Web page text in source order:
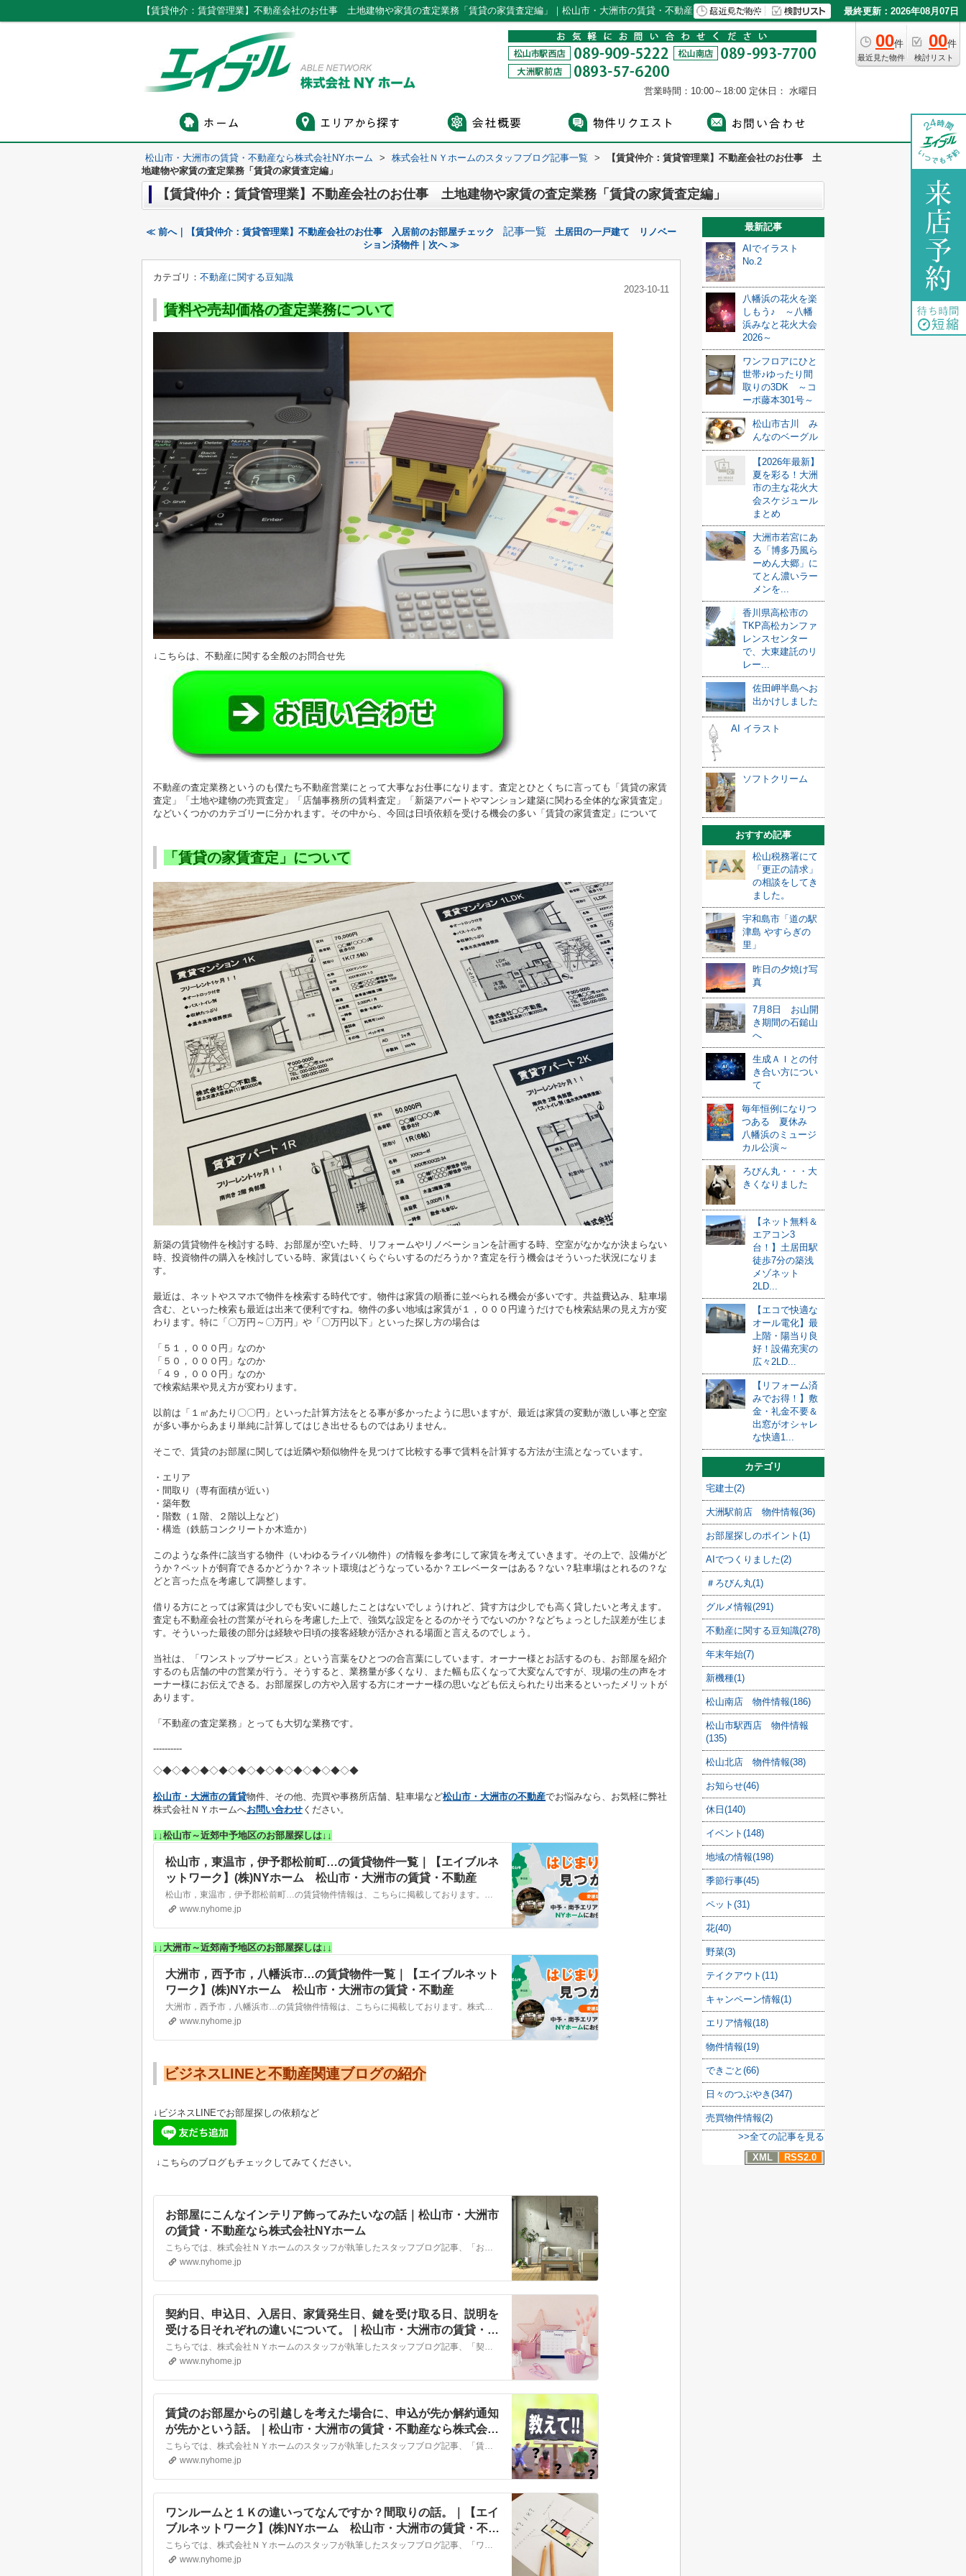
【賃貸仲介：賃貸管理業】不動産会社のお仕事 土地建物や家賃の査定業務「賃貸の家賃査定編」｜松山市・大洲市の賃貸・不動産なら株式会社NYホーム 最終更新：2026年08月07日
00件
最近見た物件
00件
検討リスト
営業時間：10:00～18:00 定休日： 水曜日
松山市・大洲市の賃貸・不動産なら株式会社NYホーム > 株式会社ＮＹホームのスタッフブログ記事一覧 >
【賃貸仲介：賃貸管理業】不動産会社のお仕事 土
地建物や家賃の査定業務「賃貸の家賃査定編」
【賃貸仲介：賃貸管理業】不動産会社のお仕事 土地建物や家賃の査定業務「賃貸の家賃査定編」
≪ 前へ｜【賃貸仲介：賃貸管理業】不動産会社のお仕事 入居前のお部屋チェック 記事一覧
土居田の一戸建て リノベー
ション済物件｜次へ ≫
カテゴリ： 不動産に関する豆知識
2023-10-11
賃料や売却価格の査定業務について
↓こちらは、不動産に関する全般のお問合せ先
不動産の査定業務というのも僕たち不動産営業にとって大事なお仕事になります。査定とひとくちに言っても「賃貸の家賃
査定」「土地や建物の売買査定」「店舗事務所の賃料査定」「新築アパートやマンション建築に関わる全体的な家賃査定」
などいくつかのカテゴリーに分かれます。その中から、今回は日頃依頼を受ける機会の多い「賃貸の家賃査定」について
「賃貸の家賃査定」について
新築の賃貸物件を検討する時、お部屋が空いた時、リフォームやリノベーションを計画する時、空室がなかなか決まらない
時、投資物件の購入を検討している時、家賃はいくらぐらいするのだろうか？査定を行う機会はそういった状況になりま
す。
最近は、ネットやスマホで物件を検索する時代です。物件は家賃の順番に並べられる機会が多いです。共益費込み、駐車場
含む、といった検索も最近は出来て便利ですね。物件の多い地域は家賃が１，０００円違うだけでも検索結果の見え方が変
わります。特に「〇万円～〇万円」や「〇万円以下」といった探し方の場合は
「５１，０００円」なのか
「５０，０００円」なのか
「４９，０００円」なのか
で検索結果や見え方が変わります。
以前は「１㎡あたり〇〇円」といった計算方法をとる事が多かったように思いますが、最近は家賃の変動が激しい事と空室
が多い事からあまり単純に計算してはじき出せるものではありません。
そこで、賃貸のお部屋に関しては近隣や類似物件を見つけて比較する事で賃料を計算する方法が主流となっています。
・エリア
・間取り（専有面積が近い）
・築年数
・階数（１階、２階以上など）
・構造（鉄筋コンクリートか木造か）
このような条件に該当する物件（いわゆるライバル物件）の情報を参考にして家賃を考えていきます。その上で、設備がど
うか？ペットが飼育できるかどうか？ネット環境はどうなっているか？エレベーターはある？ない？駐車場はとれるの？な
どと言った点を考慮して調整します。
借りる方にとっては家賃は少しでも安いに越したことはないでしょうけれど、貸す方は少しでも高く貸したいと考えます。
査定も不動産会社の営業がそれらを考慮した上で、強気な設定をとるのかそうでないのか？などちょっとした誤差が生じま
す。そういった最後の部分は経験や日頃の接客経験が活かされる場面と言えるのでしょう。
当社は、「ワンストップサービス」という言葉をひとつの合言葉にしています。オーナー様とお話するのも、お部屋を紹介
するのも店舗の中の営業が行う。そうすると、業務量が多くなり、また幅も広くなって大変なんですが、現場の生の声をオ
ーナー様にお伝えできる。お部屋探しの方や入居する方にオーナー様の思いなども伝えられたり出来るといったメリットが
あります。
「不動産の査定業務」とっても大切な業務です。
----------
◇◆◇◆◇◆◇◆◇◆◇◆◇◆◇◆◇◆◇◆◇◆
松山市・大洲市の賃貸物件、その他、売買や事務所店舗、駐車場など松山市・大洲市の不動産でお悩みなら、お気軽に弊社
株式会社ＮＹホームへお問い合わせ ください。
↓↓松山市～近郊中予地区のお部屋探しは↓↓
松山市，東温市，伊予郡松前町…の賃貸物件一覧｜【エイブルネ
ットワーク】(株)NYホーム 松山市・大洲市の賃貸・不動産
松山市，東温市，伊予郡松前町…の賃貸物件情報は、こちらに掲載しております。株式会社NYホームが自信を持ってご紹介する物件ばかりとなっております。お客様のニーズにそった物件が見つかりましたら、弊社までお気軽にお問い合わせください。
www.nyhome.jp
↓↓大洲市～近郊南予地区のお部屋探しは↓↓
大洲市，西予市，八幡浜市…の賃貸物件一覧｜【エイブルネット
ワーク】(株)NYホーム 松山市・大洲市の賃貸・不動産
大洲市，西予市，八幡浜市…の賃貸物件情報は、こちらに掲載しております。株式会社NYホームが自信を持ってご紹介する物件ばかりとなっております。お客様のニーズにそった物件が見つかりましたら、弊社までお気軽にお問い合わせください。
www.nyhome.jp
ビジネスLINEと不動産関連ブログの紹介
↓ビジネスLINEでお部屋探しの依頼など
↓こちらのブログもチェックしてみてください。
お部屋にこんなインテリア飾ってみたいなの話｜松山市・大洲市
の賃貸・不動産なら株式会社NYホーム
こちらでは、株式会社ＮＹホームのスタッフが執筆したスタッフブログ記事、「お部屋にこんなインテリア飾ってみたいなの話」をご紹介しております。他にも様々なテーマの記事がありますので、お住まい探しの合間にぜひご一読ください！
www.nyhome.jp
契約日、申込日、入居日、家賃発生日、鍵を受け取る日、説明を
受ける日それぞれの違いについて。｜松山市・大洲市の賃貸・不
動産なら株式会社NYホーム
こちらでは、株式会社ＮＹホームのスタッフが執筆したスタッフブログ記事、「契約日、申込日、入居日、家賃発生日、鍵を受け取る日、説明を受ける日それぞれの違いについて。」をご紹介しております。他にも様々なテーマの記事がありますので、お住まい探しの合間にぜひご一読ください！
www.nyhome.jp
賃貸のお部屋からの引越しを考えた場合に、申込が先か解約通知
が先かという話。｜松山市・大洲市の賃貸・不動産なら株式会社
NYホーム
こちらでは、株式会社ＮＹホームのスタッフが執筆したスタッフブログ記事、「賃貸のお部屋からの引越しを考えた場合に、申込が先か解約通知が先かという話。」をご紹介しております。他にも様々なテーマの記事がありますので、お住まい探しの合間にぜひご一読ください！
www.nyhome.jp
ワンルームと１Ｋの違いってなんですか？間取りの話。｜【エイ
ブルネットワーク】(株)NYホーム 松山市・大洲市の賃貸・不動
産
こちらでは、株式会社ＮＹホームのスタッフが執筆したスタッフブログ記事、「ワンルームと１Ｋの違いってなんですか？間取りの話。」をご紹介しております。他にも様々なテーマの記事がありますので、お住まい探しの合間にぜひご一読ください！
www.nyhome.jp
最新記事
AIでイラスト
No.2
八幡浜の花火を楽
しもう♪ ～八幡
浜みなと花火大会
2026～
ワンフロアにひと
世帯♪ゆったり間
取りの3DK ～コ
ーポ藤本301号～
松山市古川 み
んなのベーグル
【2026年最新】
夏を彩る！大洲
市の主な花火大
会スケジュール
まとめ
大洲市若宮にあ
る「博多乃風ら
ーめん大郷」に
てとん濃いラー
メンを...
香川県高松市の
TKP高松カンファ
レンスセンター
で、大東建託のリ
レー...
佐田岬半島へお
出かけしました
AI イラスト
ソフトクリーム
おすすめ記事
松山税務署にて
「更正の請求」
の相談をしてき
ました。
宇和島市「道の駅
津島 やすらぎの
里」
昨日の夕焼け写
真
7月8日 お山開
き期間の石鎚山
へ
生成ＡＩとの付
き合い方につい
て
毎年恒例になりつ
つある 夏休み
八幡浜のミュージ
カル公演～
ろびん丸・・・大
きくなりました
【ネット無料＆
エアコン3
台！】土居田駅
徒歩7分の築浅
メゾネット
2LD...
【エコで快適な
オール電化】最
上階・陽当り良
好！設備充実の
広々2LD...
【リフォーム済
みでお得！】敷
金・礼金不要＆
出窓がオシャレ
な快適1...
カテゴリ
宅建士(2)
大洲駅前店 物件情報(36)
お部屋探しのポイント(1)
AIでつくりました(2)
＃ろびん丸(1)
グルメ情報(291)
不動産に関する豆知識(278)
年末年始(7)
新機種(1)
松山南店 物件情報(186)
松山市駅西店 物件情報
(135)
松山北店 物件情報(38)
お知らせ(46)
休日(140)
イベント(148)
地域の情報(198)
季節行事(45)
ペット(31)
花(40)
野菜(3)
テイクアウト(11)
キャンペーン情報(1)
エリア情報(18)
物件情報(19)
できごと(66)
日々のつぶやき(347)
売買物件情報(2)
>>全ての記事を見る
XML
RSS2.0